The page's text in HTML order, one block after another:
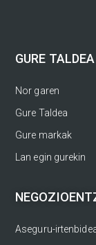
GURE TALDEA
Nor garen
Gure Taldea
Gure markak
Lan egin gurekin
Aseguru-